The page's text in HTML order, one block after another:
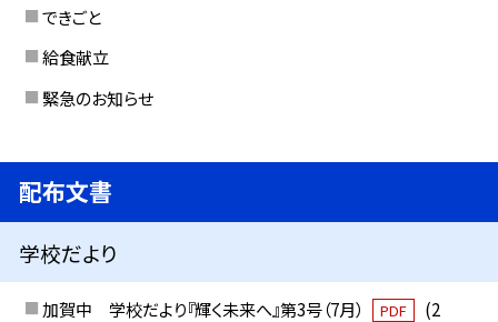
できごと
給食献立
緊急のお知らせ
配布文書
学校だより
加賀中 学校だより『輝く未来へ』第3号（7月） PDF
(2